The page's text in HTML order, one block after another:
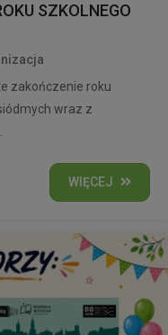
SZKOLNEGO
zakończenie roku
wraz z
WIĘCEJ